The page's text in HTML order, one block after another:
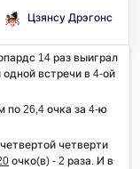
Цзянсу Дрэгонс
14 раз выиграл
одной встречи в 4-ой
по 26,4 очка за 4-ю
четверти
очко(в) - 2 раза. И в